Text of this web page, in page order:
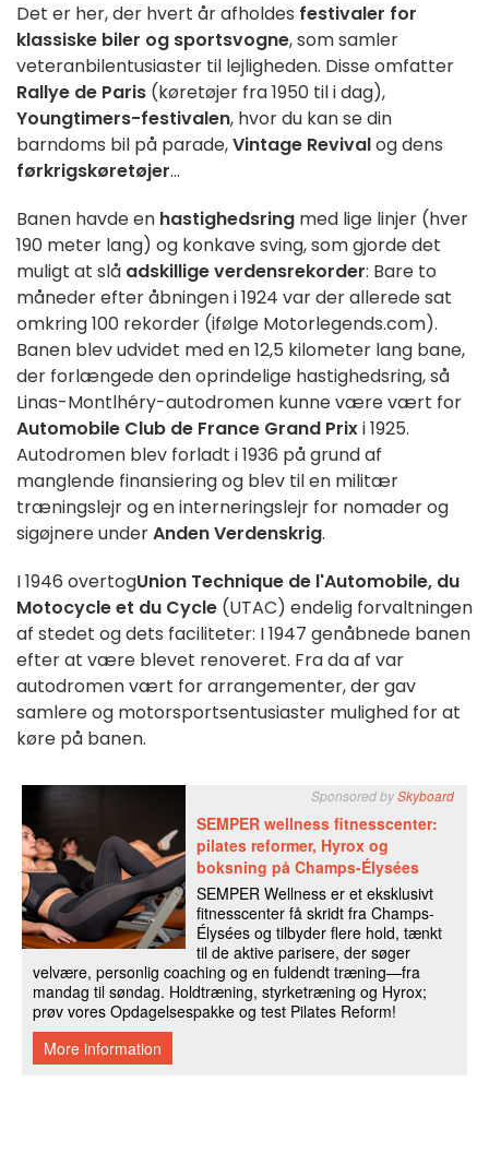
Det er her, der hvert år afholdes festivaler for
klassiske biler og sportsvogne, som samler
veteranbilentusiaster til lejligheden. Disse omfatter
Rallye de Paris (køretøjer fra 1950 til i dag),
Youngtimers-festivalen, hvor du kan se din
barndoms bil på parade,Vintage Revivalog dens
førkrigskøretøjer...
Banen havde en hastighedsring med lige linjer (hver
190 meter lang) og konkave sving, som gjorde det
muligt at slå adskillige verdensrekorder: Bare to
måneder efter åbningen i 1924 var der allerede sat
omkring 100 rekorder (ifølge Motorlegends.com).
Banen blev udvidet med en 12,5 kilometer lang bane,
der forlængede den oprindelige hastighedsring, så
Linas-Montlhéry-autodromen kunne være vært for
Automobile Club de France Grand Prixi 1925.
Autodromen blev forladt i 1936 på grund af
manglende finansiering og blev til en militær
træningslejr og en interneringslejr for nomader og
sigøjnere underAnden Verdenskrig.
I 1946 overtogUnion Technique de l'Automobile, du
Motocycle et du Cycle (UTAC) endelig forvaltningen
af stedet og dets faciliteter: I 1947 genåbnede banen
efter at være blevet renoveret. Fra da af var
autodromen vært for arrangementer, der gav
samlere og motorsportsentusiaster mulighed for at
køre på banen.